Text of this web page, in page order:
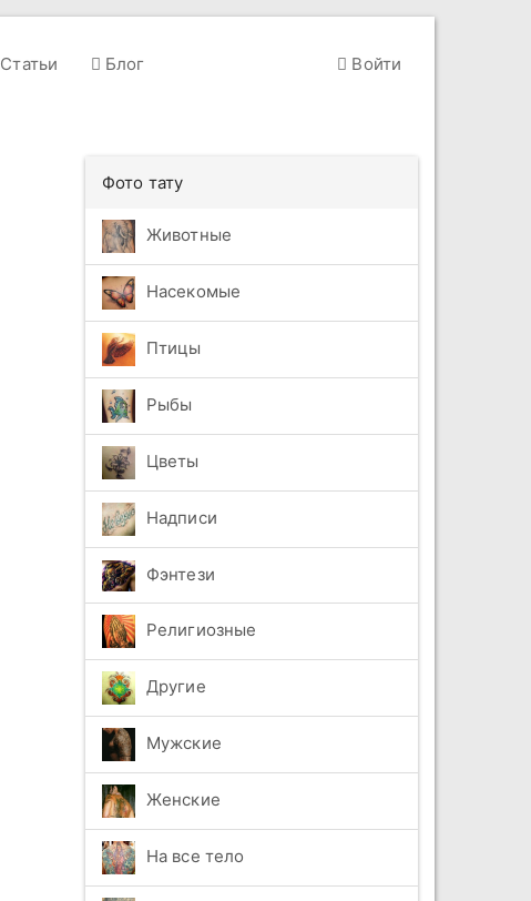
Статьи Блог Войти
Фото тату
Животные
Насекомые
Птицы
Рыбы
Цветы
Надписи
Фэнтези
Религиозные
Другие
Мужские
Женские
На все тело